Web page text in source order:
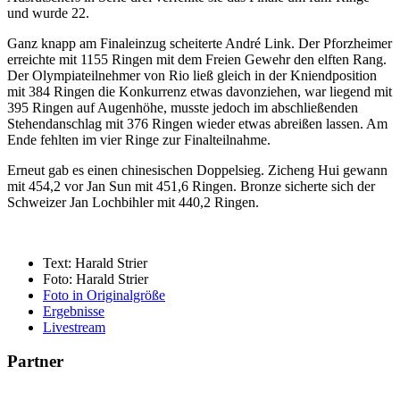
und wurde 22.
Ganz knapp am Finaleinzug scheiterte André Link. Der Pforzheimer
erreichte mit 1155 Ringen mit dem Freien Gewehr den elften Rang.
Der Olympiateilnehmer von Rio ließ gleich in der Kniendposition
mit 384 Ringen die Konkurrenz etwas davonziehen, war liegend mit
395 Ringen auf Augenhöhe, musste jedoch im abschließenden
Stehendanschlag mit 376 Ringen wieder etwas abreißen lassen. Am
Ende fehlten im vier Ringe zur Finalteilnahme.
Erneut gab es einen chinesischen Doppelsieg. Zicheng Hui gewann
mit 454,2 vor Jan Sun mit 451,6 Ringen. Bronze sicherte sich der
Schweizer Jan Lochbihler mit 440,2 Ringen.
Text: Harald Strier
Foto: Harald Strier
Foto in Originalgröße
Ergebnisse
Livestream
Partner